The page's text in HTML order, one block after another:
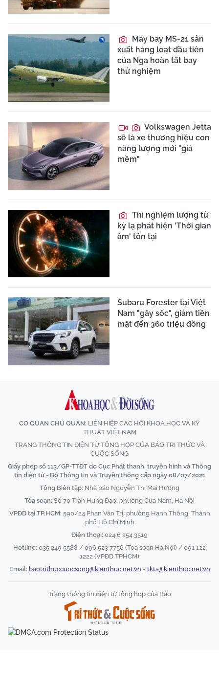
Máy bay MS-21 sản
xuất hàng loạt đầu tiên
của Nga hoàn tất bay
thử nghiệm
Volkswagen Jetta
sẽ là xe thương hiệu con
năng lượng mới "giá
mềm"
Thí nghiệm lượng tử
kỳ lạ phát hiện 'Thời gian
âm' tồn tại
Subaru Forester tại Việt
Nam "gây sốc", giảm tiền
mặt đến 360 triệu đồng
CƠ QUAN CHỦ QUẢN: LIÊN HIỆP CÁC HỘI KHOA HỌC VÀ KỸ
THUẬT VIỆT NAM
TRANG THÔNG TIN ĐIỆN TỬ TỔNG HỢP CỦA BÁO TRI THỨC VÀ
CUỘC SỐNG
Giấy phép số 113/GP-TTĐT do Cục Phát thanh, truyền hình và Thông
tin điện tử - Bộ Thông tin và Truyền thông cấp ngày 08/07/2021
Tổng Biên tập: Nhà báo Nguyễn Thị Mai Hương
Tòa soạn: Số 70 Trần Hưng Đạo, phường Cửa Nam, Hà Nội
VPĐD tại TP.HCM: 590/24 Phan Văn Trị, phường Hạnh Thông, Thành
phố Hồ Chí Minh
Điện thoại: 024 6 254 3519
Hotline: 035 249 5588 / 096 523 7756 (Toà soạn Hà Nội) / 091 122
1222 (VPĐD TPHCM)
Email: baotrithuccuocsong@kienthuc.net.vn - tkts@kienthuc.net.vn
Trang thông tin điện tử tổng hợp của Báo